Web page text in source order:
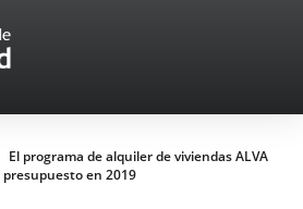
El programa de alquiler de viviendas ALVA
en 2019